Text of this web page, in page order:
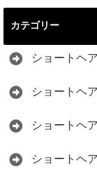
カテゴリー
ショートヘ
ショートヘ
ショートヘ
ショートヘ